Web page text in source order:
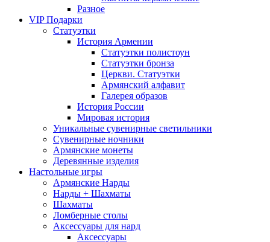
Разное
VIP Подарки
Статуэтки
История Армении
Статуэтки полистоун
Статуэтки бронза
Церкви. Статуэтки
Армянский алфавит
Галерея образов
История России
Мировая история
Уникальные сувенирные светильники
Сувенирные ночники
Армянские монеты
Деревянные изделия
Настольные игры
Армянские Нарды
Нарды + Шахматы
Шахматы
Ломберные столы
Аксессуары для нард
Аксессуары